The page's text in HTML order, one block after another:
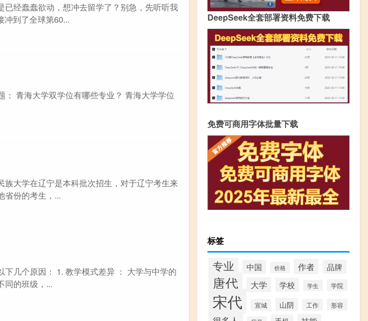
经蠢蠢欲动，想冲去留学了？别急，先听听我
冲到了全球第60...
青海大学双学位有哪些专业？ 青海大学学位
大学在辽宁是本科批次招生，对于辽宁考生来
省份的考生，...
几个原因： 1. 教学模式差异 ： 大学与中学的
同的班级，...
DeepSeek全套部署资料免费下载
免费可商用字体批量下载
标签
专业 中国 价格 作者 品牌
唐代 大学 学校 学生 学院
宋代 宣城 山阴 工作 形容